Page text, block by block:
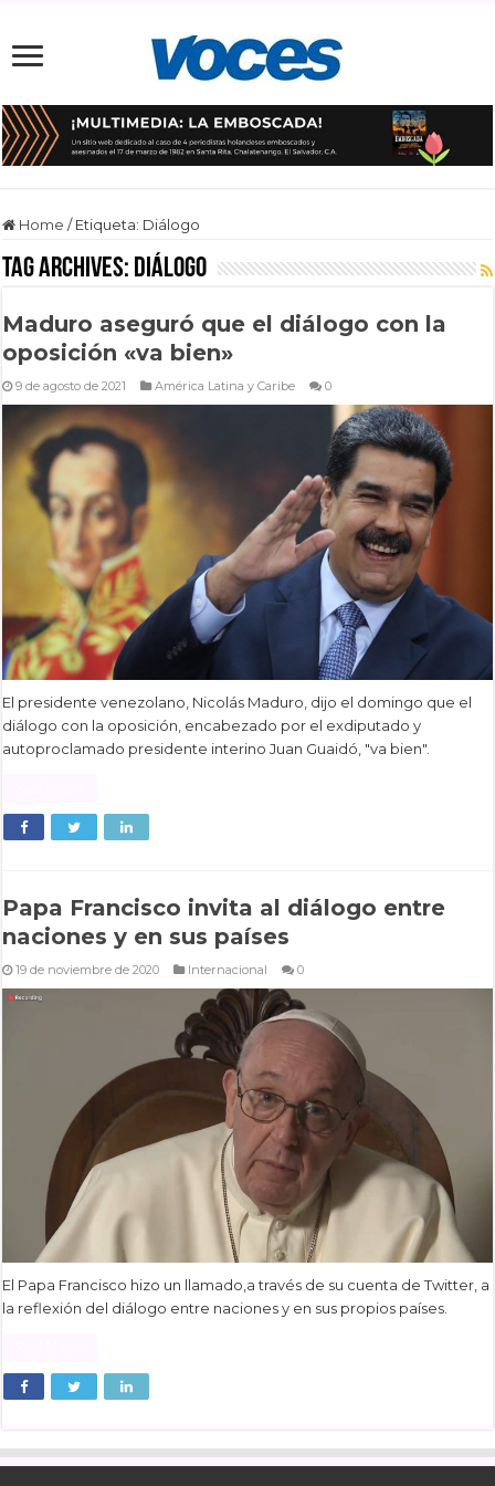
Home / Etiqueta: Diálogo
Tag Archives: Diálogo
Maduro aseguró que el diálogo con la
oposición «va bien»
9 de agosto de 2021 América Latina y Caribe 0
El presidente venezolano, Nicolás Maduro, dijo el domingo que el
diálogo con la oposición, encabezado por el exdiputado y
autoproclamado presidente interino Juan Guaidó, "va bien".
Papa Francisco invita al diálogo entre
naciones y en sus países
19 de noviembre de 2020 Internacional 0
El Papa Francisco hizo un llamado,a través de su cuenta de Twitter, a
la reflexión del diálogo entre naciones y en sus propios países.